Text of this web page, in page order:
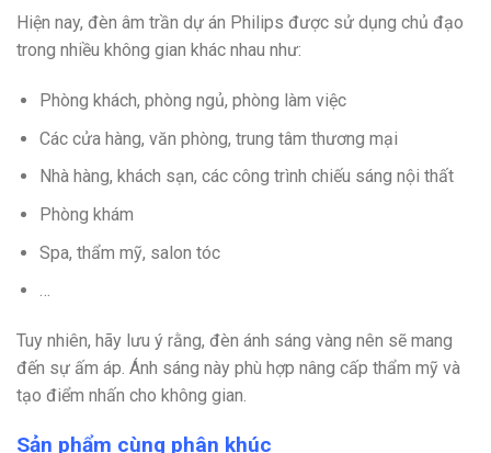
Hiện nay, đèn âm trần dự án Philips được sử dụng chủ đạo
trong nhiều không gian khác nhau như:
Phòng khách, phòng ngủ, phòng làm việc
Các cửa hàng, văn phòng, trung tâm thương mại
Nhà hàng, khách sạn, các công trình chiếu sáng nội thất
Phòng khám
Spa, thẩm mỹ, salon tóc
…
Tuy nhiên, hãy lưu ý rằng, đèn ánh sáng vàng nên sẽ mang
đến sự ấm áp. Ánh sáng này phù hợp nâng cấp thẩm mỹ và
tạo điểm nhấn cho không gian.
Sản phẩm cùng phân khúc